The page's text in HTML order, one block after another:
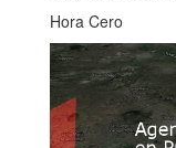
Hora Cero